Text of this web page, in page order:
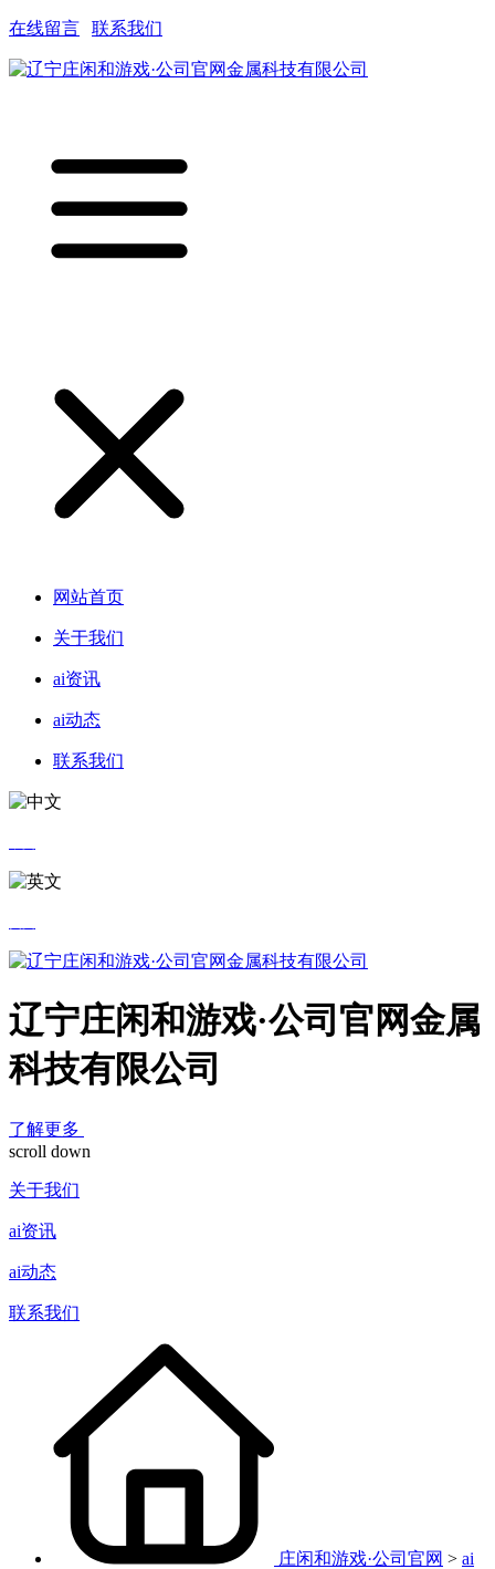
在线留言 联系我们
网站首页
关于我们
ai资讯
ai动态
联系我们
辽宁庄闲和游戏·公司官网金属
科技有限公司
了解更多
scroll down
关于我们
ai资讯
ai动态
联系我们
庄闲和游戏·公司官网 > ai